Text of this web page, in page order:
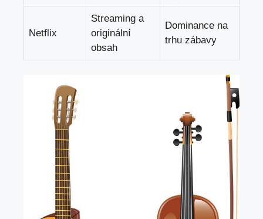
Netflix
Streaming a
originální
obsah
Dominance na
trhu zábavy